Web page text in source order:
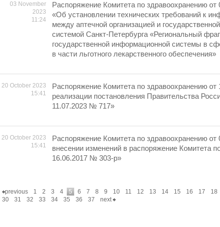
03 November
2023
11:24
Распоряжение Комитета по здравоохранению
«Об установлении технических требований к
между аптечной организацией и
системой Санкт-Петербурга «Региональный
государственной информационной системы в
в части льготного лекарственного обеспечения»
20 October 2023
15:41
Распоряжение Комитета по здравоохранению
реализации постановления Правительства
11.07.2023 № 717»
20 October 2023
15:41
Распоряжение Комитета по здравоохранению
внесении изменений в распоряжение Комитета
16.06.2017 № 303-р»
previous 1 2 3 4 5 6 7 8 9 10 11 12 13 14 15 16 17
18
30
31 32 33 34 35 36 37 next